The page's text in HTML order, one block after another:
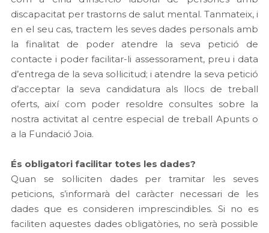
discapacitat per trastorns de salut mental. Tanmateix, i
en el seu cas, tractem les seves dades personals amb
la finalitat de poder atendre la seva petició de
contacte i poder facilitar-li assessorament, preu i data
d’entrega de la seva sol·licitud; i atendre la seva petició
d’acceptar la seva candidatura als llocs de treball
oferts, així com poder resoldre consultes sobre la
nostra activitat al centre especial de treball Apunts o
a la Fundació Joia.
És obligatori facilitar totes les dades?
Quan se sol·liciten dades per tramitar les seves
peticions, s’informarà del caràcter necessari de les
dades que es consideren imprescindibles. Si no es
faciliten aquestes dades obligatòries, no serà possible